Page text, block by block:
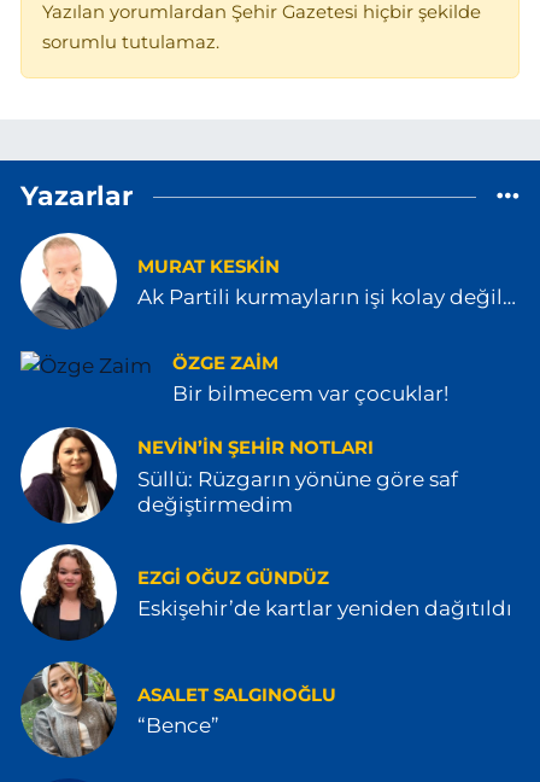
Yazılan yorumlardan Şehir Gazetesi hiçbir şekilde
sorumlu tutulamaz.
Yazarlar
MURAT KESKİN
Ak Partili kurmayların işi kolay değil…
ÖZGE ZAIM
Bir bilmecem var çocuklar!
NEVIN’IN ŞEHIR NOTLARI
Süllü: Rüzgarın yönüne göre saf
değiştirmedim
EZGI OĞUZ GÜNDÜZ
Eskişehir’de kartlar yeniden dağıtıldı
ASALET SALGINOĞLU
“Bence”